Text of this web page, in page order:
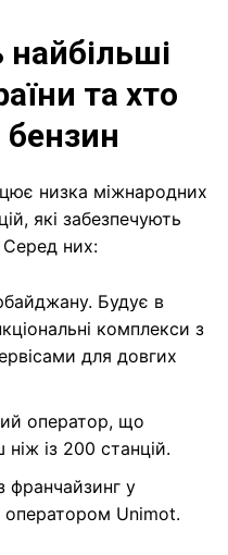
та хто
низка міжнародних
які забезпечують
Серед них:
Будує в
комплекси з
для довгих
оператор, що
із 200 станцій.
франчайзинг у
оператором Unimot.